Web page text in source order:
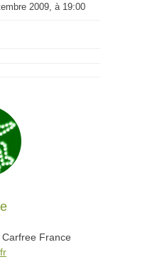
2009, à 19:00
France